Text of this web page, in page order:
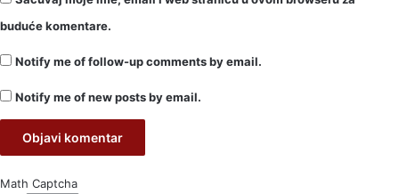
buduće komentare.
Notify me of follow-up comments by email.
Notify me of new posts by email.
Math Captcha